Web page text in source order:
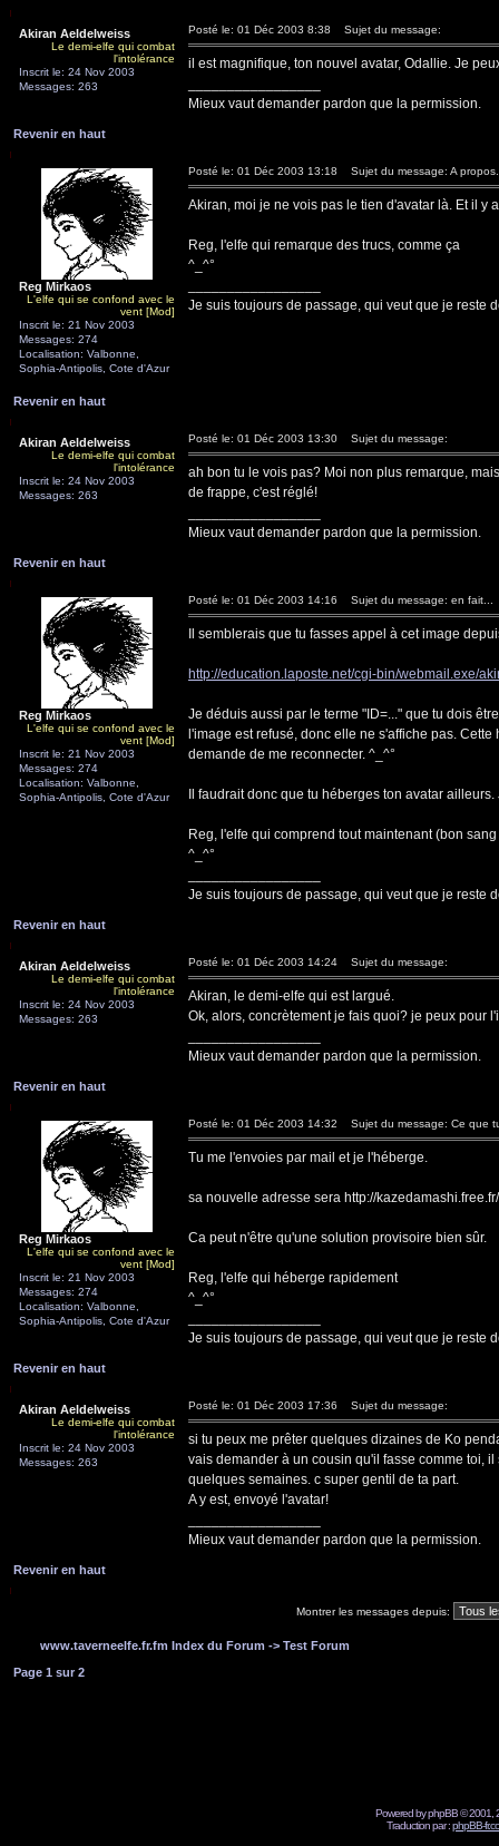
Akiran Aeldelweiss
Le demi-elfe qui combat
l'intolérance
Inscrit le: 24 Nov 2003
Messages: 263
Posté le: 01 Déc 2003 8:38 Sujet du message:
il est magnifique, ton nouvel avatar, Odallie. Je
Mieux vaut demander pardon que la permission.
Revenir en haut
Reg Mirkaos
L'elfe qui se confond avec le
vent [Mod]
Inscrit le: 21 Nov 2003
Messages: 274
Localisation: Valbonne,
Sophia-Antipolis, Cote d'Azur
Posté le: 01 Déc 2003 13:18 Sujet du message: A
Akiran, moi je ne vois pas le tien d'avatar là. Et il y
Reg, l'elfe qui remarque des trucs, comme ça
^_^°
Je suis toujours de passage, qui veut que je reste
Revenir en haut
Akiran Aeldelweiss
Le demi-elfe qui combat
l'intolérance
Inscrit le: 24 Nov 2003
Messages: 263
Posté le: 01 Déc 2003 13:30 Sujet du message:
ah bon tu le vois pas? Moi non plus remarque,
de frappe, c'est réglé!
Mieux vaut demander pardon que la permission.
Revenir en haut
Reg Mirkaos
L'elfe qui se confond avec le
vent [Mod]
Inscrit le: 21 Nov 2003
Messages: 274
Localisation: Valbonne,
Sophia-Antipolis, Cote d'Azur
Posté le: 01 Déc 2003 14:16 Sujet du message: en fait...
Il semblerais que tu fasses appel à cet image
http://education.laposte.net/cgi-bin/webmail.exe/
Je déduis aussi par le terme "ID=..." que tu dois
l'image est refusé, donc elle ne s'affiche pas.
demande de me reconnecter. ^_^°
Il faudrait donc que tu héberges ton avatar
Reg, l'elfe qui comprend tout maintenant (bon
^_^°
Je suis toujours de passage, qui veut que je reste
Revenir en haut
Akiran Aeldelweiss
Le demi-elfe qui combat
l'intolérance
Inscrit le: 24 Nov 2003
Messages: 263
Posté le: 01 Déc 2003 14:24 Sujet du message:
Akiran, le demi-elfe qui est largué.
Ok, alors, concrètement je fais quoi? je peux pour
Mieux vaut demander pardon que la permission.
Revenir en haut
Reg Mirkaos
L'elfe qui se confond avec le
vent [Mod]
Inscrit le: 21 Nov 2003
Messages: 274
Localisation: Valbonne,
Sophia-Antipolis, Cote d'Azur
Posté le: 01 Déc 2003 14:32 Sujet du message: Ce que
Tu me l'envoies par mail et je l'héberge.
sa nouvelle adresse sera http://
Ca peut n'être qu'une solution provisoire bien sûr.
Reg, l'elfe qui héberge rapidement
^_^°
Je suis toujours de passage, qui veut que je reste
Revenir en haut
Akiran Aeldelweiss
Le demi-elfe qui combat
l'intolérance
Inscrit le: 24 Nov 2003
Messages: 263
Posté le: 01 Déc 2003 17:36 Sujet du message:
si tu peux me prêter quelques dizaines de Ko
vais demander à un cousin qu'il fasse comme toi,
quelques semaines. c super gentil de ta part.
A y est, envoyé l'avatar!
Mieux vaut demander pardon que la permission.
Revenir en haut
Montrer les messages depuis:
www.taverneelfe.fr.fm Index du Forum -> Test Forum
Page 1 sur2
Powered by phpBB © 2001,
Traduction par :phpBB-